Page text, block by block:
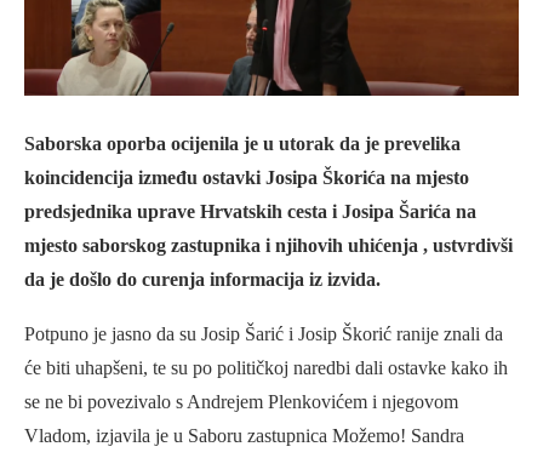
Saborska oporba ocijenila je u utorak da je prevelika
koincidencija između ostavki Josipa Škorića na mjesto
predsjednika uprave Hrvatskih cesta i Josipa Šarića na
mjesto saborskog zastupnika i njihovih uhićenja , ustvrdivši
da je došlo do curenja informacija iz izvida.
Potpuno je jasno da su Josip Šarić i Josip Škorić ranije znali da
će biti uhapšeni, te su po političkoj naredbi dali ostavke kako ih
se ne bi povezivalo s Andrejem Plenkovićem i njegovom
Vladom, izjavila je u Saboru zastupnica Možemo! Sandra